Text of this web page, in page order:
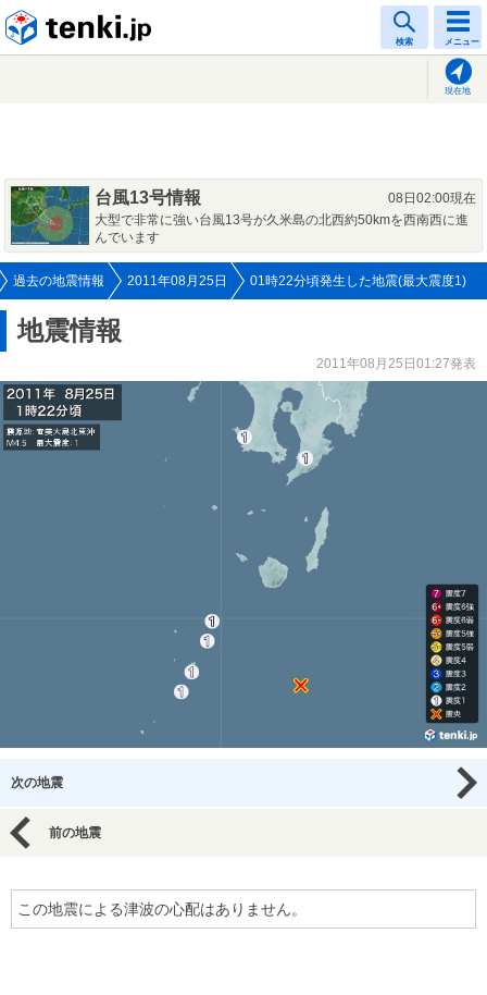
検索 メニュー
現在地
台風13号情報
08日02:00現在
大型で非常に強い台風13号が久米島の北西約50kmを西南西に進
んでいます
過去の地震情報 2011年08月25日 01時22分頃発生した地震(最大震度1)
地震情報
2011年08月25日01:27発表
次の地震
前の地震
この地震による津波の心配はありません。